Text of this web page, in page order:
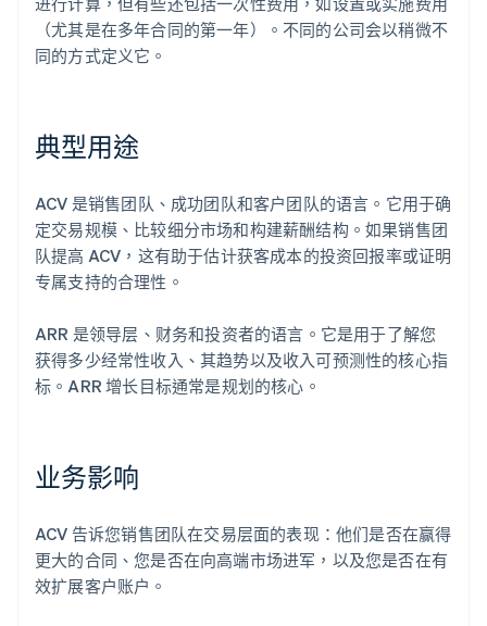
（尤其是在多年合同的第一年）。不同的公司会以稍微不
同的方式定义它。
典型用途
ACV 是销售团队、成功团队和客户团队的语言。它用于确
定交易规模、比较细分市场和构建薪酬结构。如果销售团
队提高 ACV，这有助于估计获客成本的投资回报率或证明
专属支持的合理性。
ARR 是领导层、财务和投资者的语言。它是用于了解您
获得多少经常性收入、其趋势以及收入可预测性的核心指
标。ARR 增长目标通常是规划的核心。
业务影响
ACV 告诉您销售团队在交易层面的表现：他们是否在赢得
更大的合同、您是否在向高端市场进军，以及您是否在有
效扩展客户账户。